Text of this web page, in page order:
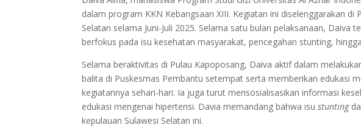
dalam program KKN Kebangsaan XIII. Kegiatan ini diselenggarakan di
Selatan selama Juni-Juli 2025. Selama satu bulan pelaksanaan,
berfokus pada isu kesehatan masyarakat, pencegahan stunting,
Selama beraktivitas di Pulau Kapoposang, Daiva aktif dalam
balita di Puskesmas Pembantu setempat serta memberikan edukasi
kegiatannya sehari-hari. Ia juga turut mensosialisasikan informasi
edukasi mengenai hipertensi. Davia memandang bahwa isustunting
kepulauan Sulawesi Selatan ini.